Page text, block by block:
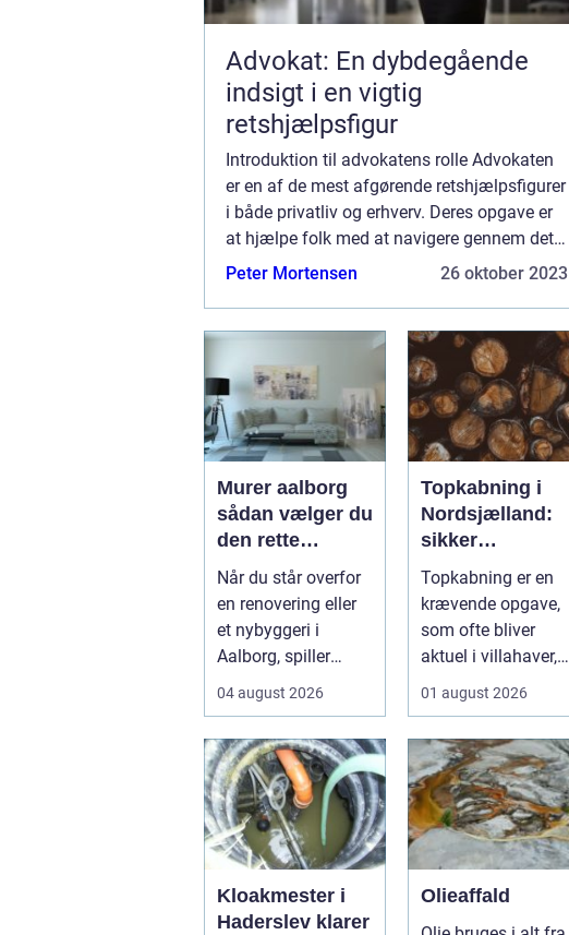
Advokat: En dybdegående
indsigt i en vigtig
retshjælpsfigur
Introduktion til advokatens rolle Advokaten
er en af de mest afgørende retshjælpsfigurer
i både privatliv og erhverv. Deres opgave er
at hjælpe folk med at navigere gennem det
komplekse retssystem, beskytte deres
Peter Mortensen 26 oktober 2023
Murer aalborg
sådan vælger du
den rette
fagmand til dit
næste projekt
Når du står overfor
en renovering eller
et nybyggeri i
Aalborg, spiller
valget af murer en
stor roll...
04 august 2026
Topkabning i
Nordsjælland:
sikker
beskæring af
store træer
Topkabning er en
krævende opgave,
som ofte bliver
aktuel i villahaver,
sommerhusområder
01 august 2026
Kloakmester i
Haderslev klarer
Olieaffald